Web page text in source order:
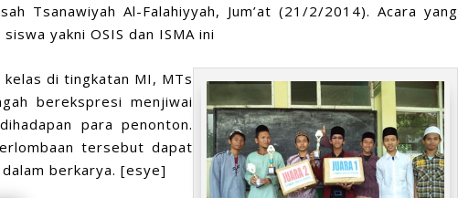
Tsanawiyah Al-Falahiyyah, Jum’at (21/2/2014). Acara yang
yakni OSIS dan ISMA ini
di tingkatan MI, MTs
berekspresi menjiwai
para penonton.
tersebut dapat
berkarya. [esye]